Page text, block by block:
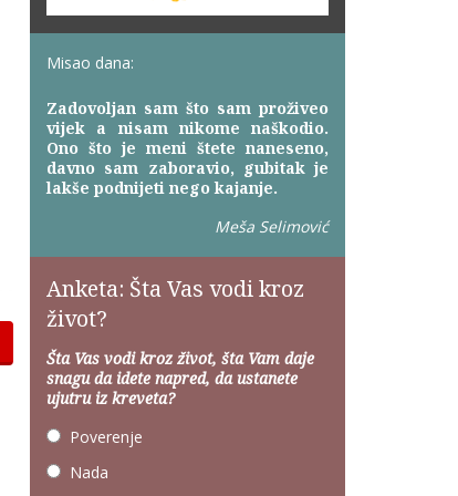
Misao dana:
Zadovoljan sam što sam proživeo
vijek a nisam nikome naškodio.
Ono što je meni štete naneseno,
davno sam zaboravio, gubitak je
lakše podnijeti nego kajanje.
Meša Selimović
Anketa: Šta Vas vodi kroz
život?
Šta Vas vodi kroz život, šta Vam daje
snagu da idete napred, da ustanete
ujutru iz kreveta?
Poverenje
Nada